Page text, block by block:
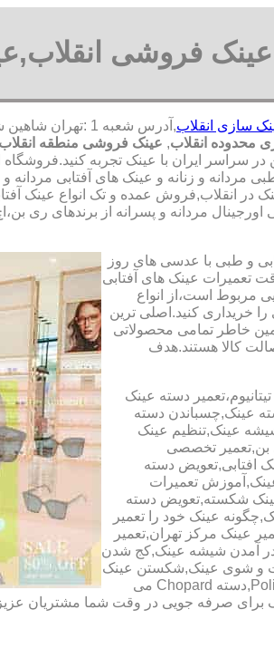
عینک فروشی
سازی انقلاب
محدوده انقلاب, عینک فروشی منطقه انقلاب
سراسر ایران با عینک تجربه
مردانه و زنانه و عینک های آفتابی
در انقلاب,فروش عمده و تک انواع عینک
مردانه و پسرانه از برندهای ری
و طبی با عدسی های روز
وقت تعمیرات عینک های آفتابی
مربوط است،از انواع
خریداری کنید.اصلی ترین
خاطر تمامی محصولاتی
کالا هستند.هدف
دسته عینک
عینک,چسباندن دسته
عینک,تنظیم عینک
بن,تعمیر تخصصی
افتابی,تعویض دسته
تعمیرات
شکسته,تعویض دسته
عینک خود را تعمیر
عینک مرکز تهران,تعمیر
آمدن شیشه عینک,کج شدن
و شوی عینک,شکستن عینک
فلزی,تعمیر عینک بچه گانه,دسته Rey Ban,دسته AO,دسته Police,دسته Chopard می
برای صرفه جویی در وقت شما مشتریان